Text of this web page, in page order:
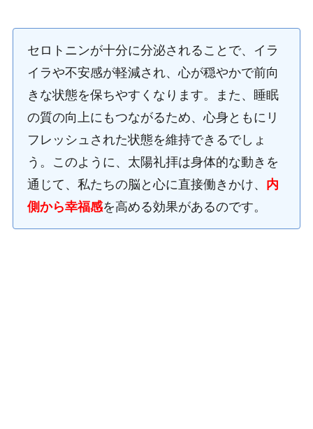
セロトニンが十分に分泌されることで、イラ
イラや不安感が軽減され、心が穏やかで前向
きな状態を保ちやすくなります。また、睡眠
の質の向上にもつながるため、心身ともにリ
フレッシュされた状態を維持できるでしょ
う。このように、太陽礼拝は身体的な動きを
通じて、私たちの脳と心に直接働きかけ、 内
側から幸福感を高める効果があるのです。